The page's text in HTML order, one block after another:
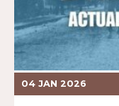
04 JAN 2026